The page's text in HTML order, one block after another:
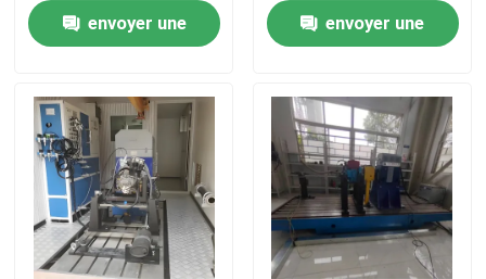
Produits
Visite de l'usine
Contrôle qualité
envoyer une
envoyer une